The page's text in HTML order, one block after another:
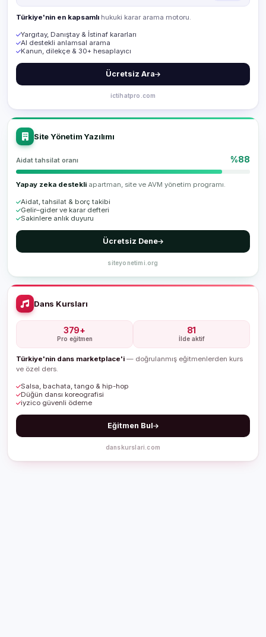
Türkiye'nin en kapsamlı hukuki karar arama motoru.
Yargıtay, Danıştay & İstinaf kararları
AI destekli anlamsal arama
Kanun, dilekçe & 30+ hesaplayıcı
Ücretsiz Ara
ictihatpro.com
Site Yönetim Yazılımı
Aidat tahsilat oranı %88
Yapay zeka destekli apartman, site ve AVM yönetim programı.
Aidat, tahsilat & borç takibi
Gelir–gider ve karar defteri
Sakinlere anlık duyuru
Ücretsiz Dene
siteyonetimi.org
Dans Kursları
379+
Pro eğitmen
81
İlde aktif
Türkiye'nin dans marketplace'i — doğrulanmış eğitmenlerden kurs
ve özel ders.
Salsa, bachata, tango & hip-hop
Düğün dansı koreografisi
iyzico güvenli ödeme
Eğitmen Bul
danskurslari.com